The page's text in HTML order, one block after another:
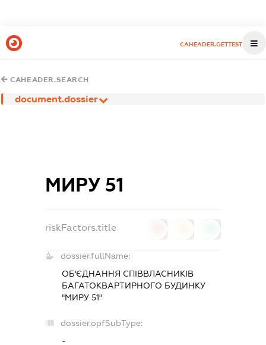
CAHEADER.GETTEST
CAHEADER.SEARCH
document.dossier
МИРУ 51
riskFactors.title
dossier.fullName:
ОБ'ЄДНАННЯ СПІВВЛАСНИКІВ
БАГАТОКВАРТИРНОГО БУДИНКУ
"МИРУ 51"
dossier.opfSubType:
-